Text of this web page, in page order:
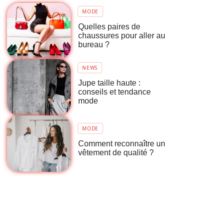
MODE
Quelles paires de
chaussures pour aller au
bureau ?
NEWS
Jupe taille haute :
conseils et tendance
mode
MODE
Comment reconnaître un
vêtement de qualité ?